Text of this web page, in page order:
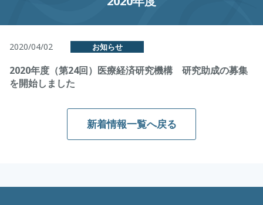
2020/04/02 お知らせ
2020年度（第24回）医療経済研究機構 研究助成の募集
を開始しました
新着情報一覧へ戻る